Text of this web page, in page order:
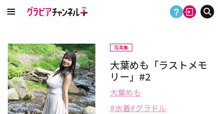
写真集
大葉めも「ラストメモ
リー」#2
大葉めも
水着 グラドル